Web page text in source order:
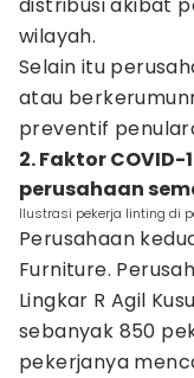
wilayah.
Selain itu
atau
preventif
2. Faktor
perusahaan
Ilustrasi pekerja linting di
Perusahaan
Furniture.
Lingkar R Agil
sebanyak 850
pekerjanya